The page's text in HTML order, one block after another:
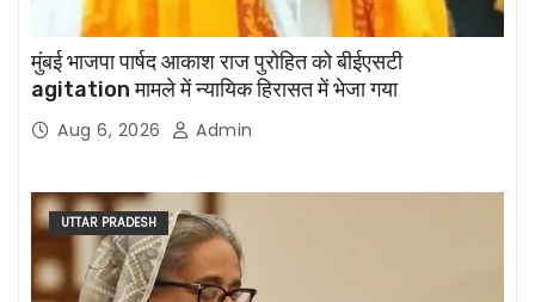
मुंबई भाजपा पार्षद आकाश राज पुरोहित को बीईएसटी
agitation मामले में न्यायिक हिरासत में भेजा गया
Aug 6, 2026 Admin
UTTAR PRADESH